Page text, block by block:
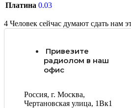
Платина 0.03
4 Человек сейчас думают сдать нам
Привезите
радиолом в наш
офис
Россия, г. Москва,
Чертановская улица, 1Вк1